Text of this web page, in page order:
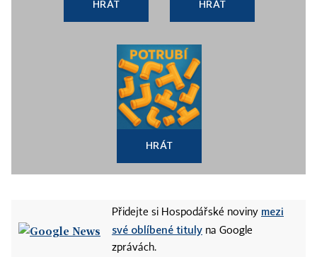
HRÁT HRÁT
HRÁT
Přidejte si Hospodářské noviny mezi
své oblíbené tituly na Google
zprávách.